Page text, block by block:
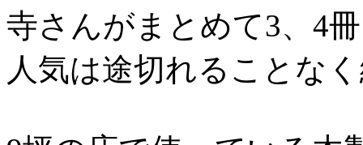
寺さんがまとめて3、4
人気は途切れることな